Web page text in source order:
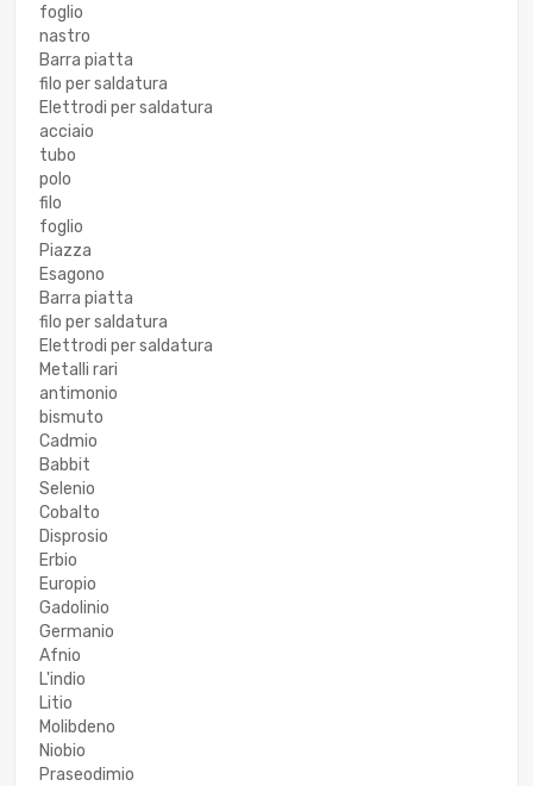
foglio
nastro
Barra piatta
filo per saldatura
Elettrodi per saldatura
acciaio
tubo
polo
filo
foglio
Piazza
Esagono
Barra piatta
filo per saldatura
Elettrodi per saldatura
Metalli rari
antimonio
bismuto
Cadmio
Babbit
Selenio
Cobalto
Disprosio
Erbio
Europio
Gadolinio
Germanio
Afnio
L'indio
Litio
Molibdeno
Niobio
Praseodimio